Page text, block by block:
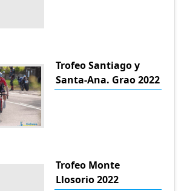
Trofeo Santiago y
Santa-Ana. Grao 2022
Trofeo Monte
Llosorio 2022